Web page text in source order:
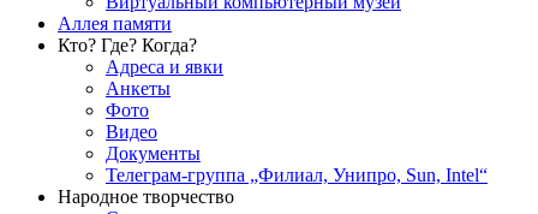
Аллея памяти
Кто? Где? Когда?
Адреса и явки
Анкеты
Фото
Видео
Документы
Телеграм-группа „Филиал, Унипро, Sun, Intel“
Народное творчество